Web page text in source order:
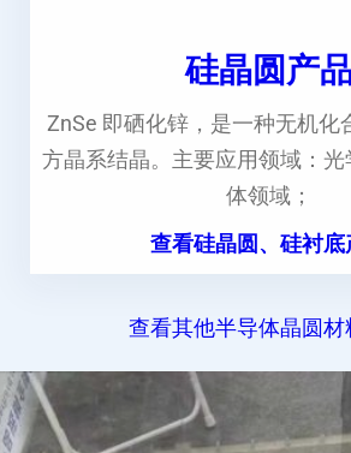
硅晶圆产品
ZnSe 即硒化锌，是一种无机化
方晶系结晶。主要应用领域：
体领域；
查看硅晶圆、硅衬底
查看其他半导体晶圆材